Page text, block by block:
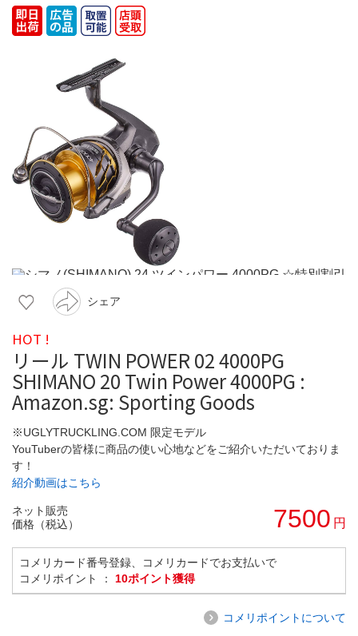
シェア
HOT !
リール TWIN POWER 02 4000PG
SHIMANO 20 Twin Power 4000PG :
Amazon.sg: Sporting Goods
※UGLYTRUCKLING.COM 限定モデル
YouTuberの皆様に商品の使い心地などをご紹介いただいておりま
す！
紹介動画はこちら
ネット販売
価格（税込）
7500 円
コメリカード番号登録、コメリカードでお支払いで
コメリポイント ： 10ポイント獲得
コメリポイントについて